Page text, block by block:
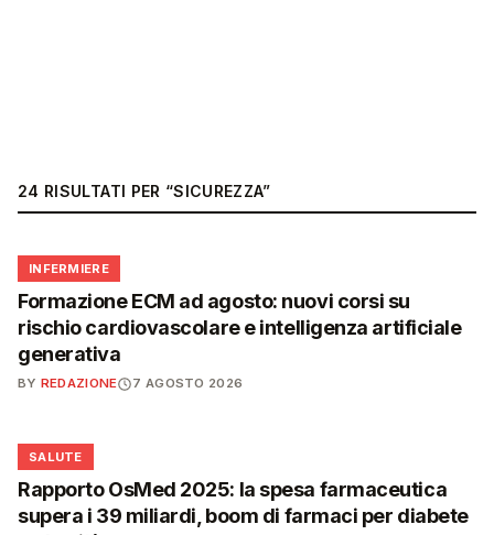
24 RISULTATI PER “SICUREZZA”
🩺
INFERMIERE
Formazione ECM ad agosto: nuovi corsi su
rischio cardiovascolare e intelligenza artificiale
generativa
BY REDAZIONE 7 AGOSTO 2026
❤️
SALUTE
Rapporto OsMed 2025: la spesa farmaceutica
supera i 39 miliardi, boom di farmaci per diabete